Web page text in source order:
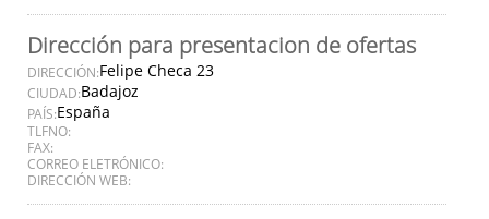
Dirección para presentacion de ofertas
DIRECCIÓN:Felipe Checa 23
CIUDAD:Badajoz
PAÍS:España
TLFNO:
FAX:
CORREO ELETRÓNICO:
DIRECCIÓN WEB: